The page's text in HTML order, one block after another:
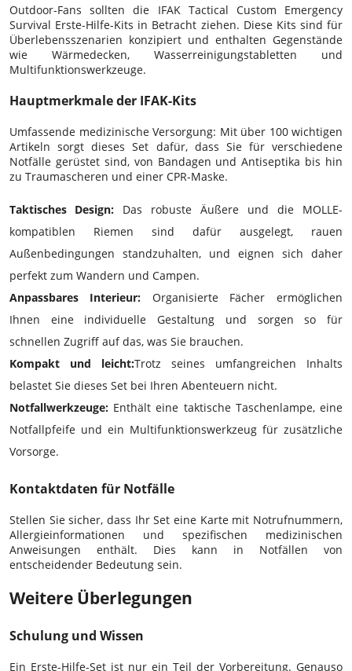
Outdoor-Fans sollten die IFAK Tactical Custom Emergency
Survival Erste-Hilfe-Kits in Betracht ziehen. Diese Kits sind für
Überlebensszenarien konzipiert und enthalten Gegenstände
wie Wärmedecken, Wasserreinigungstabletten und
Multifunktionswerkzeuge.
Hauptmerkmale der IFAK-Kits
Umfassende medizinische Versorgung: Mit über 100 wichtigen
Artikeln sorgt dieses Set dafür, dass Sie für verschiedene
Notfälle gerüstet sind, von Bandagen und Antiseptika bis hin
zu Traumascheren und einer CPR-Maske.
Taktisches Design: Das robuste Äußere und die MOLLE-
kompatiblen Riemen sind dafür ausgelegt, rauen
Außenbedingungen standzuhalten, und eignen sich daher
perfekt zum Wandern und Campen.
Anpassbares Interieur: Organisierte Fächer ermöglichen
Ihnen eine individuelle Gestaltung und sorgen so für
schnellen Zugriff auf das, was Sie brauchen.
Kompakt und leicht:Trotz seines umfangreichen Inhalts
belastet Sie dieses Set bei Ihren Abenteuern nicht.
Notfallwerkzeuge: Enthält eine taktische Taschenlampe, eine
Notfallpfeife und ein Multifunktionswerkzeug für zusätzliche
Vorsorge.
Kontaktdaten für Notfälle
Stellen Sie sicher, dass Ihr Set eine Karte mit Notrufnummern,
Allergieinformationen und spezifischen medizinischen
Anweisungen enthält. Dies kann in Notfällen von
entscheidender Bedeutung sein.
Weitere Überlegungen
Schulung und Wissen
Ein Erste-Hilfe-Set ist nur ein Teil der Vorbereitung. Genauso